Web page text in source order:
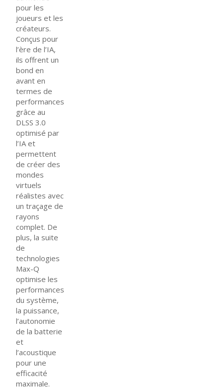
pour les
joueurs et les
créateurs.
Conçus pour
l’ère de l’IA,
ils offrent un
bond en
avant en
termes de
performances
grâce au
DLSS 3.0
optimisé par
l’IA et
permettent
de créer des
mondes
virtuels
réalistes avec
un traçage de
rayons
complet. De
plus, la suite
de
technologies
Max-Q
optimise les
performances
du système,
la puissance,
l’autonomie
de la batterie
et
l’acoustique
pour une
efficacité
maximale.